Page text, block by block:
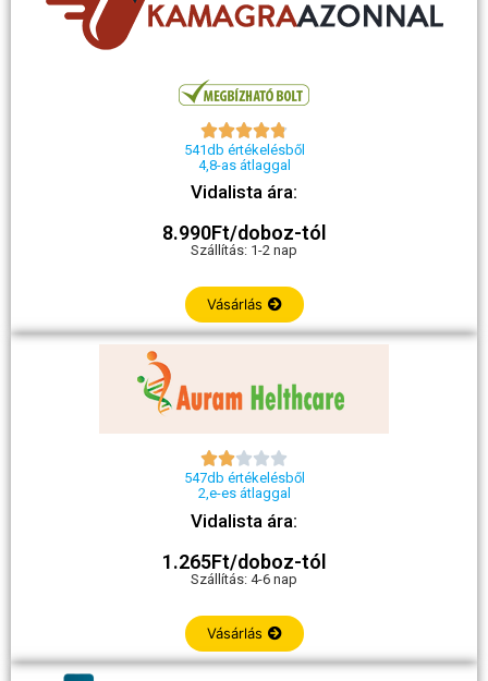

541db értékelésből
4,8-as átlaggal
Vidalista ára:
8.990Ft/doboz-tól
Szállítás: 1-2 nap
Vásárlás

547db értékelésből
2,e-es átlaggal
Vidalista ára:
1.265Ft/doboz-tól
Szállítás: 4-6 nap
Vásárlás